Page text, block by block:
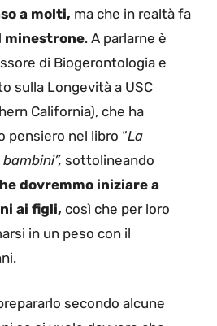
a molti, ma che in realtà fa
minestrone. A parlarne è
di Biogerontologia e
sulla Longevità a USC
California), che ha
pensiero nel libro “La
sottolineando
dovremmo iniziare a
ai figli, così che per loro
in un peso con il
secondo alcune